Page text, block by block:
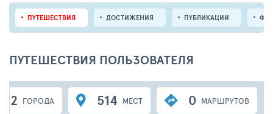
ПУТЕШЕСТВИЯ ДОСТИЖЕНИЯ ПУБЛИКАЦИИ
ПУТЕШЕСТВИЯ ПОЛЬЗОВАТЕЛЯ
ГОРОДА 514 МЕСТ 0 МАРШРУТОВ